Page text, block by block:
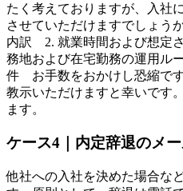
たく考えておりますが、入社
させていただけますでしょう
内訳 2. 就業時間および想定
務地および在宅勤務の運用ル
件 お手数をおかけし恐縮で
教示いただけますと幸いです
ます。
ケース4｜内定辞退のメ
他社への入社を決めた場合な